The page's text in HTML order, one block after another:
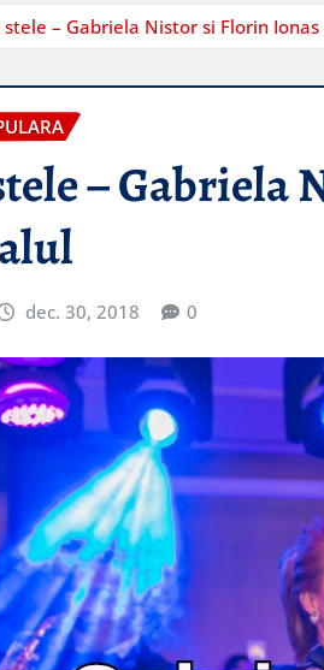
stele – Gabriela Nistor si Florin
–
dec. 30, 2018 0